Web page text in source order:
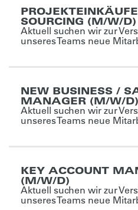
SOURCING (M/W/D)
Aktuell suchen wir zur
unseres Teams neue
NEW BUSINESS /
MANAGER (M/W/D)
Aktuell suchen wir zur
unseres Teams neue
KEY ACCOUNT
(M/W/D)
Aktuell suchen wir zur
unseres Teams neue